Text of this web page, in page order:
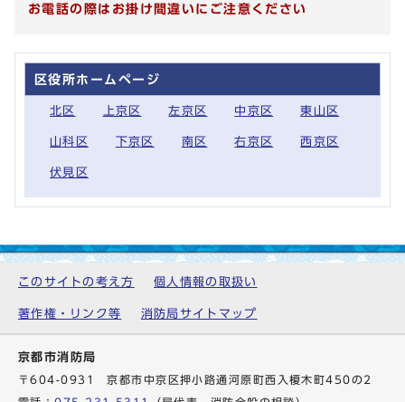
お電話の際はお掛け間違いにご注意ください
区役所ホームページ
北区 上京区 左京区 中京区 東山区
山科区 下京区 南区 右京区 西京区
伏見区
このサイトの考え方 個人情報の取扱い
著作権・リンク等 消防局サイトマップ
京都市消防局
〒604-0931 京都市中京区押小路通河原町西入榎木町450の2